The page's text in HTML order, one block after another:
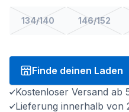
134/140 146/152
Finde deinen Laden
Kostenloser Versand ab
Lieferung innerhalb von